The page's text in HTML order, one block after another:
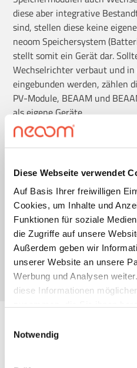
Diese Webseite verwendet
Auf Basis Ihrer freiwilligen
Cookies, um Inhalte und
Funktionen für soziale
die Zugriffe auf unsere
Außerdem geben wir
unserer Website an unsere
Werbung und Analysen
diese Informationen
haben. Details finden Sie unter
Notwendig
diese aber integrative
sind, stellen diese keine
neoom Speichersystem
stellt somit ein Gerät dar.
Wechselrichter verbaut und in
eingebunden werden, zählen
PV-Module, BEAAM und
als eigene Geräte.
Beispiele:
Ein zusätzlicher, nicht
weiteres neoom Gerät
Ein zusätzlicher, nicht
gehörender SOFAR oder
als weiteres Fremdgerät
Ein Zähler, der für die
Energieverbrauchs
wird, zählt als weiteres